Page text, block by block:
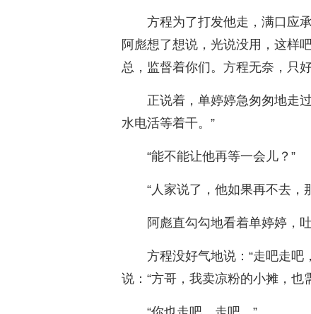
方程为了打发他走，满口应
阿彪想了想说，光说没用，这样
总，监督着你们。方程无奈，只好
正说着，单婷婷急匆匆地走
水电活等着干。”
“能不能让他再等一会儿？”
“人家说了，他如果再不去，
阿彪直勾勾地看着单婷婷，
方程没好气地说：“走吧走吧
说：“方哥，我卖凉粉的小摊，也